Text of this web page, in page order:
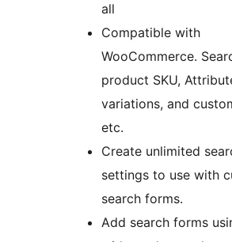
all
Compatible with
WooCommerce.
product SKU,
variations, and
etc.
Create unlimited
settings to use with
search forms.
Add search forms